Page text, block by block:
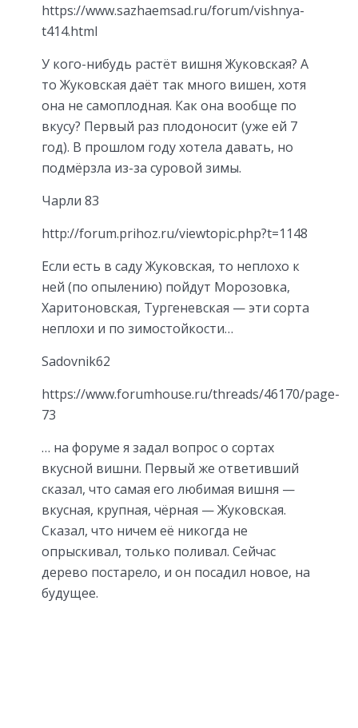
https://www.sazhaemsad.ru/forum/vishnya-
t414.html
У кого-нибудь растёт вишня Жуковская? А
то Жуковская даёт так много вишен, хотя
она не самоплодная. Как она вообще по
вкусу? Первый раз плодоносит (уже ей 7
год). В прошлом году хотела давать, но
подмёрзла из-за суровой зимы.
Чарли 83
http://forum.prihoz.ru/viewtopic.php?t=1148
Если есть в саду Жуковская, то неплохо к
ней (по опылению) пойдут Морозовка,
Харитоновская, Тургеневская — эти сорта
неплохи и по зимостойкости…
Sadovnik62
https://www.forumhouse.ru/threads/46170/page-
73
… на форуме я задал вопрос о сортах
вкусной вишни. Первый же ответивший
сказал, что самая его любимая вишня —
вкусная, крупная, чёрная — Жуковская.
Сказал, что ничем её никогда не
опрыскивал, только поливал. Сейчас
дерево постарело, и он посадил новое, на
будущее.